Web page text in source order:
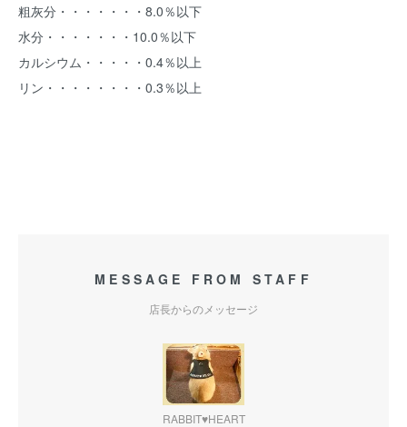
粗灰分・・・・・・・8.0％以下
水分・・・・・・・10.0％以下
カルシウム・・・・・0.4％以上
リン・・・・・・・・0.3％以上
MESSAGE FROM STAFF
店長からのメッセージ
RABBIT♥HEART